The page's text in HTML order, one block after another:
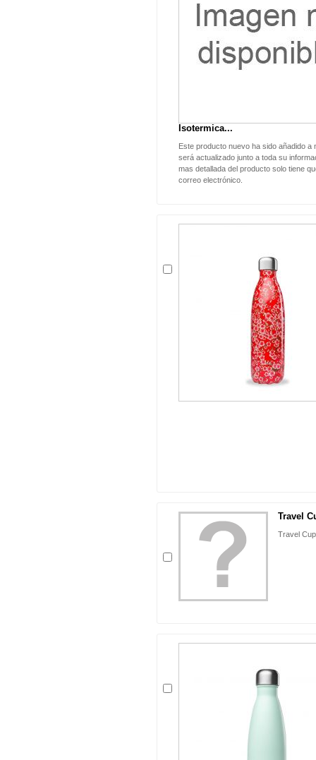
Isotermica...
Este producto nuevo ha sido añadido a
será actualizado junto a toda su
mas detallada del producto solo tiene
correo electrónico.
Travel
Travel